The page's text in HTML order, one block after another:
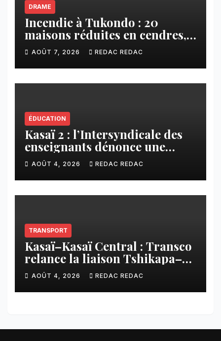
DRAME
Incendie à Tukondo : 20
maisons réduites en cendres,
plusieurs familles sans abri
AOÛT 7, 2026 REDAC REDAC
ÉDUCATION
Kasaï 2 : l’Intersyndicale des
enseignants dénonce une
contribution financière
imposée aux écoles de la
CNCA
AOÛT 4, 2026 REDAC REDAC
TRANSPORT
Kasaï–Kasaï Central : Transco
relance la liaison Tshikapa–
Tshiamu pour faciliter les
échanges
AOÛT 4, 2026 REDAC REDAC